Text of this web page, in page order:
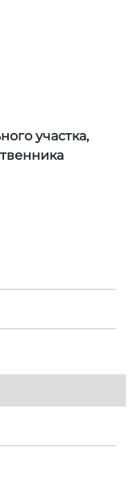
участка,